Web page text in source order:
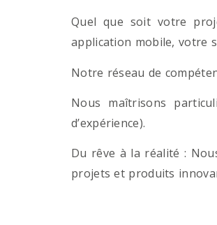
Quel que soit votre
application mobile, votre
Notre réseau de
Nous maîtrisons
d’expérience).
Du rêve à la réalité :
projets et produits